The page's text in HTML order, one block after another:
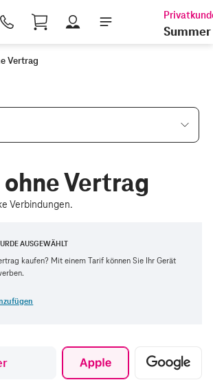
Shopping Cart
Summer
Vertrag
Vertrag
Verbindungen.
AUSGEWÄHLT
kaufen? Mit einem Tarif können Sie Ihr Gerät